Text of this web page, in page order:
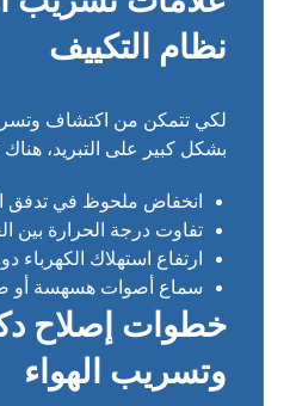
نظام التكييف
لكي تتمكن من اكتشاف
بشكل كبير على التبريد،
انخفاض ملحوظ في تدفق
تفاوت درجة الحرارة بين
ارتفاع استهلاك
سماع أصوات هسهسة أو
خطوات إصلاح
وتسريب الهواء